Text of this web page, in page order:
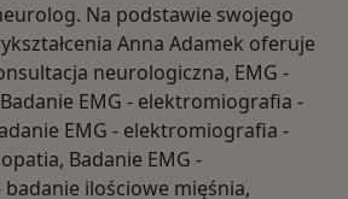
Na podstawie swojego
Anna Adamek oferuje
neurologiczna, EMG -
EMG - elektromiografia -
EMG - elektromiografia -
Badanie EMG -
ilościowe mięśnia,